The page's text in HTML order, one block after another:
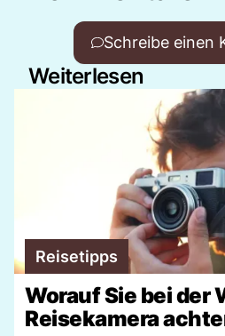
Schreibe einen
Weiterlesen
Reisetipps
Worauf Sie bei der
Reisekamera